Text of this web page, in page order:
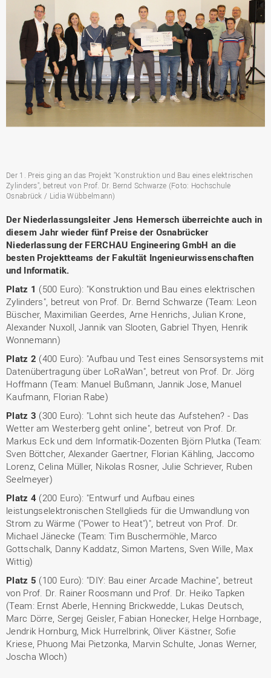
Der 1. Preis ging an das Projekt "Konstruktion und Bau eines elektrischen
Zylinders", betreut von Prof. Dr. Bernd Schwarze (Foto: Hochschule
Osnabrück / Lidia Wübbelmann)
Der Niederlassungsleiter Jens Hemersch überreichte auch in
diesem Jahr wieder fünf Preise der Osnabrücker
Niederlassung der FERCHAU Engineering GmbH an die
besten Projektteams der Fakultät Ingenieurwissenschaften
und Informatik.
Platz 1 (500 Euro): "Konstruktion und Bau eines elektrischen
Zylinders", betreut von Prof. Dr. Bernd Schwarze (Team: Leon
Büscher, Maximilian Geerdes, Arne Henrichs, Julian Krone,
Alexander Nuxoll, Jannik van Slooten, Gabriel Thyen, Henrik
Wonnemann)
Platz 2 (400 Euro): "Aufbau und Test eines Sensorsystems mit
Datenübertragung über LoRaWan", betreut von Prof. Dr. Jörg
Hoffmann (Team: Manuel Bußmann, Jannik Jose, Manuel
Kaufmann, Florian Rabe)
Platz 3 (300 Euro): "Lohnt sich heute das Aufstehen? - Das
Wetter am Westerberg geht online", betreut von Prof. Dr.
Markus Eck und dem Informatik-Dozenten Björn Plutka (Team:
Sven Böttcher, Alexander Gaertner, Florian Kähling, Jaccomo
Lorenz, Celina Müller, Nikolas Rosner, Julie Schriever, Ruben
Seelmeyer)
Platz 4 (200 Euro): "Entwurf und Aufbau eines
leistungselektronischen Stellglieds für die Umwandlung von
Strom zu Wärme ("Power to Heat")", betreut von Prof. Dr.
Michael Jänecke (Team: Tim Buschermöhle, Marco
Gottschalk, Danny Kaddatz, Simon Martens, Sven Wille, Max
Wittig)
Platz 5 (100 Euro): "DIY: Bau einer Arcade Machine", betreut
von Prof. Dr. Rainer Roosmann und Prof. Dr. Heiko Tapken
(Team: Ernst Aberle, Henning Brickwedde, Lukas Deutsch,
Marc Dörre, Sergej Geisler, Fabian Honecker, Helge Hornbage,
Jendrik Hornburg, Mick Hurrelbrink, Oliver Kästner, Sofie
Kriese, Phuong Mai Pietzonka, Marvin Schulte, Jonas Werner,
Joscha Wloch)